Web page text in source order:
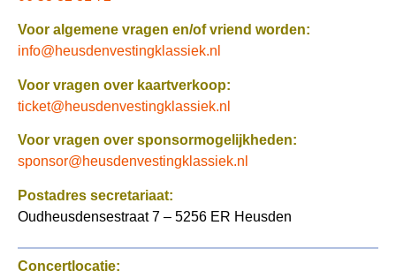
Voor algemene vragen en/of vriend worden:
info@heusdenvestingklassiek.nl
Voor vragen over kaartverkoop:
ticket@heusdenvestingklassiek.nl
Voor vragen over sponsormogelijkheden:
sponsor@heusdenvestingklassiek.nl
Postadres secretariaat:
Oudheusdensestraat 7 – 5256 ER Heusden
Concertlocatie: